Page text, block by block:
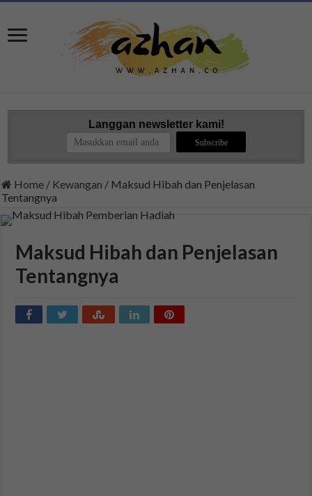
Langgan newsletter kami!
Home / Kewangan / Maksud Hibah dan Penjelasan
Tentangnya
Maksud Hibah dan Penjelasan
Tentangnya